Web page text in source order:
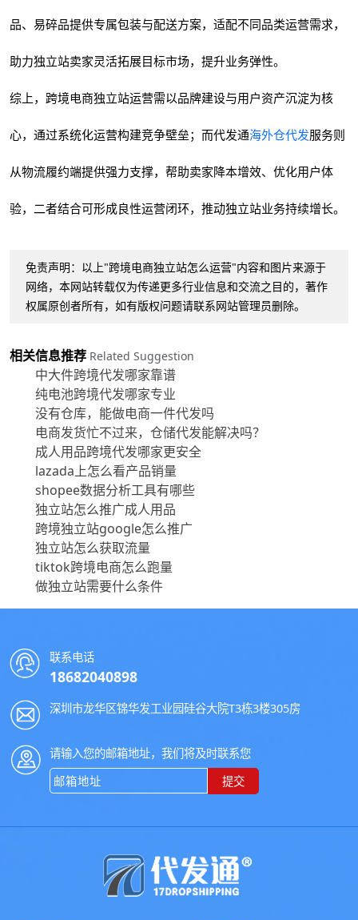
品、易碎品提供专属包装与配送方案，适配不同品类运营需求，
助力独立站卖家灵活拓展目标市场，提升业务弹性。
综上，跨境电商独立站运营需以品牌建设与用户资产沉淀为核
心，通过系统化运营构建竞争壁垒；而代发通海外仓代发服务则
从物流履约端提供强力支撑，帮助卖家降本增效、优化用户体
验，二者结合可形成良性运营闭环，推动独立站业务持续增长。
免责声明：以上"跨境电商独立站怎么运营"内容和图片来源于
网络，本网站转载仅为传递更多行业信息和交流之目的，著作
权属原创者所有，如有版权问题请联系网站管理员删除。
相关信息推荐 Related Suggestion
中大件跨境代发哪家靠谱
纯电池跨境代发哪家专业
没有仓库，能做电商一件代发吗
电商发货忙不过来，仓储代发能解决吗？
成人用品跨境代发哪家更安全
lazada上怎么看产品销量
shopee数据分析工具有哪些
独立站怎么推广成人用品
跨境独立站google怎么推广
独立站怎么获取流量
tiktok跨境电商怎么跑量
做独立站需要什么条件
联系电话
18682040898
深圳市龙华区锦华发工业园硅谷大院T3栋3楼305房
请输入您的邮箱地址，我们将及时联系您
提交